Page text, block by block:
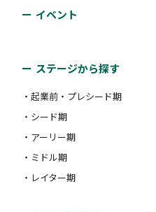
イベント
ステージから探す
・起業前・プレシード期
・シード期
・アーリー期
・ミドル期
・レイター期